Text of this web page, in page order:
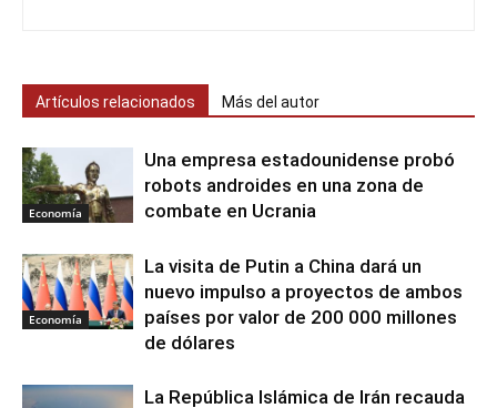
Artículos relacionados Más del autor
Economía
Una empresa estadounidense probó
robots androides en una zona de
combate en Ucrania
Economía
La visita de Putin a China dará un
nuevo impulso a proyectos de ambos
países por valor de 200 000 millones
de dólares
La República Islámica de Irán recauda